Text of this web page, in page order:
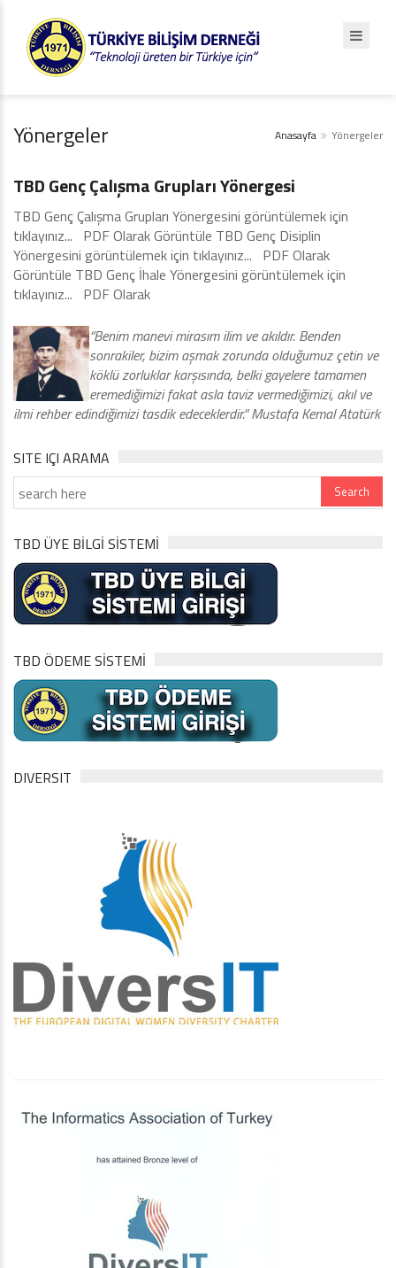
Yönergeler Anasayfa Yönergeler
Yönergeler
TBD Genç Çalışma Grupları Yönergesi
TBD Genç Çalışma Grupları Yönergesini görüntülemek için
tıklayınız... PDF Olarak Görüntüle TBD Genç Disiplin
Yönergesini görüntülemek için tıklayınız... PDF Olarak
Görüntüle TBD Genç İhale Yönergesini görüntülemek için
tıklayınız... PDF Olarak
“Benim manevi mirasım ilim ve akıldır. Benden
sonrakiler, bizim aşmak zorunda olduğumuz çetin ve
köklü zorluklar karşısında, belki gayelere tamamen
eremediğimizi fakat asla taviz vermediğimizi, akıl ve
ilmi rehber edindiğimizi tasdik edeceklerdir.” Mustafa Kemal Atatürk
SITE IÇI ARAMA
TBD ÜYE BİLGİ SİSTEMİ
TBD ÖDEME SİSTEMİ
DIVERSIT